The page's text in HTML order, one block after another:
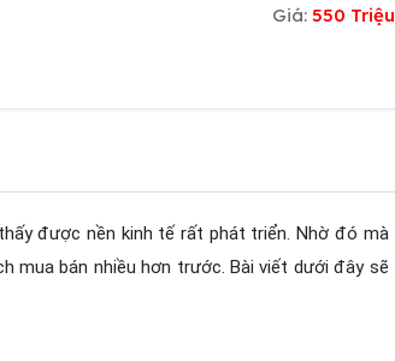
Giá:550 Triệu
được nền kinh tế rất phát triển. Nhờ đó mà
mua bán nhiều hơn trước. Bài viết dưới đây sẽ